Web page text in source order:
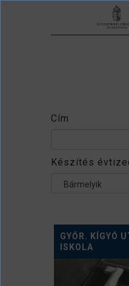
Cím
Készítés
Bármelyik
GYŐR. KÍGYÓ
ISKOLA